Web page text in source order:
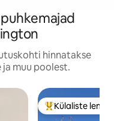
hinnatakse
muu poolest.
Külaliste suur
Külaliste